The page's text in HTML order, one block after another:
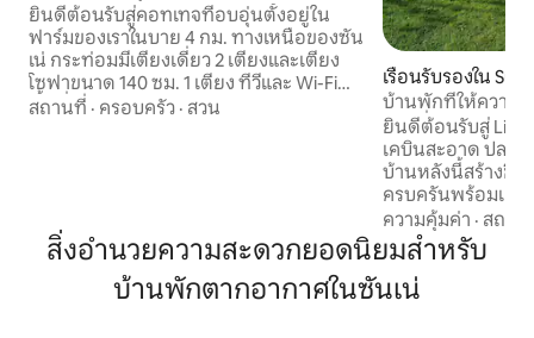
ยินดีต้อนรับสู่คอทเทจที่อบอุ่นตั้งอยู่ใน
ฟาร์มของเราในบาย 4 กม. ทางเหนือของซัน
เน่ กระท่อมมีเตียงเดี่ยว 2 เตียงและเตียง
โซฟาขนาด 140 ซม. 1 เตียง ทีวีและ Wi-Fi
พื้นที่รับประทานอาหาร ห้องครัวพร้อมห้อง
เคนที่คุณสามารถว่ายน้ำได้ ระยะทาง: ซันนี
สกีและจักรยาน 14 กม. ซอมมาร์แลนด์ 6
กม. มาร์บากา 15 กม. รอตเทอร์นอสปาร์ค
สถานที่ · ครอบครัว · สวน
เรือนรับรองใน
บ้านพักที่ให้ความรู้
ผ้าปูที่นอนและอื่นๆ
ยินดีต้อนรับสู่
เคบินสะอาด ปลอ
บ้านหลังนี้สร้างขึ้น
ครบครันพร้อมเครื่
เย็น/ตู้แช่แข็ง และ
และผ้าขนหนูสะอา
พัก นอกจากนี้ยังมี
น้ำยาซักผ้ารวมถึ
ความคุ้มค่า · สถาน
สิ่งอำนวยความสะดวกยอดนิยมสำหรับ
บ้านพักตากอากาศในซันเน่